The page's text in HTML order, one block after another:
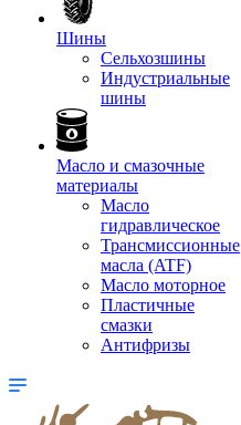
Шины
Сельхозшины
Индустриальные
шины
Масло и смазочные
материалы
Масло
гидравлическое
Трансмиссионные
масла (ATF)
Масло моторное
Пластичные
смазки
Антифризы